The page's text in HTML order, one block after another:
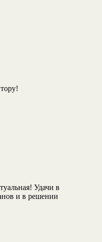
Удачи в
и в решении